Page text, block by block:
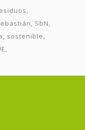
SbN
sostenible